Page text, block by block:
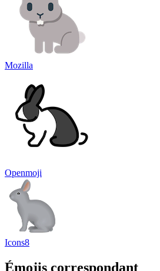
Mozilla
Openmoji
Icons8
Émojis correspondant